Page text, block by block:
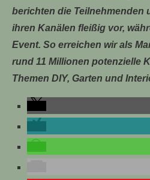
berichten die Teilnehmenden
ihren Kanälen fleißig vor,
Event. So erreichen wir als
rund 11 Millionen potenzielle
Themen DIY, Garten und